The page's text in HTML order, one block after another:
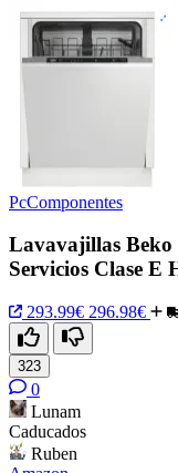
PcComponentes
Lavavajillas Beko
Servicios Clase E
293.99€ 296.98€
323
0
Lunam
Caducados
Ruben